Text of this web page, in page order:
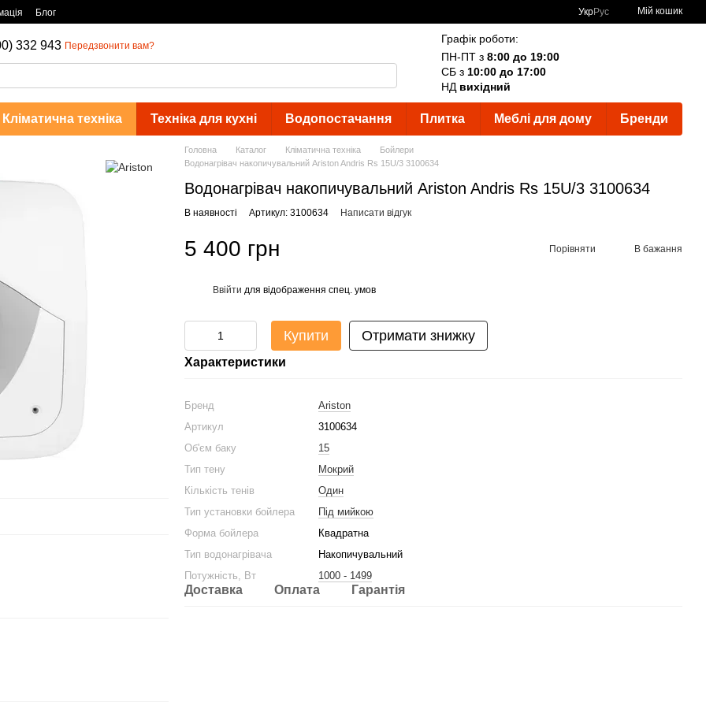
Блог УкрРус Мій кошик
332 943 Передзвонити вам?
Графік роботи:
ПН-ПТ з 8:00 до 19:00
СБ з 10:00 до 17:00
НД вихідний
Кліматична техніка Техніка для кухні Водопостачання Плитка Меблі для дому Бренди
Головна Каталог Кліматична техніка
Бойлери
Водонагрівач накопичувальний Ariston Andris Rs 15U/3 3100634
Водонагрівач накопичувальний Ariston Andris Rs 15U/3 3100634
В наявності Артикул: 3100634 Написати відгук
5 400 грн Порівняти В бажання
Ввійти для відображення спец. умов
Купити Отримати знижку
Характеристики
Бренд
Ariston
Артикул
3100634
Об'єм баку
15
Тип тену
Мокрий
Кількість тенів
Один
Тип установки бойлера
Під мийкою
Форма бойлера
Квадратна
Тип водонагрівача
Накопичувальний
Потужність, Вт
1000 - 1499
Доставка Оплата Гарантія